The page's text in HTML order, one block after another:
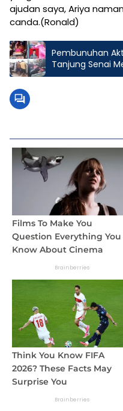
ajudan saya, Ariya
canda.(Ronald)
Pembunuhan
Tanjung Senai